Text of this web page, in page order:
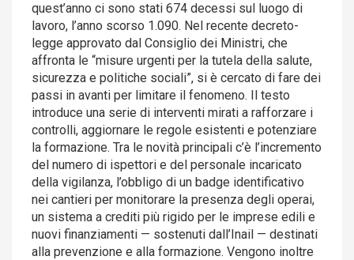
quest’anno ci sono stati 674 decessi sul luogo di
lavoro, l’anno scorso 1.090. Nel recente decreto-
legge approvato dal Consiglio dei Ministri, che
affronta le “misure urgenti per la tutela della salute,
sicurezza e politiche sociali”, si è cercato di fare dei
passi in avanti per limitare il fenomeno. Il testo
introduce una serie di interventi mirati a rafforzare i
controlli, aggiornare le regole esistenti e potenziare
la formazione. Tra le novità principali c’è l’incremento
del numero di ispettori e del personale incaricato
della vigilanza, l’obbligo di un badge identificativo
nei cantieri per monitorare la presenza degli operai,
un sistema a crediti più rigido per le imprese edili e
nuovi finanziamenti — sostenuti dall’Inail — destinati
alla prevenzione e alla formazione. Vengono inoltre